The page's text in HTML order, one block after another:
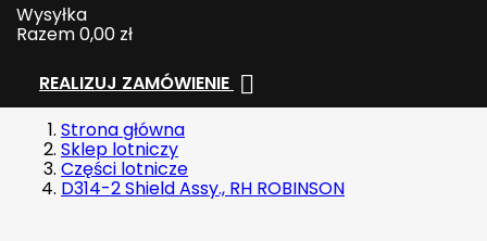
Wysyłka
Razem0,00 zł
REALIZUJ ZAMÓWIENIE 
Strona główna
Sklep lotniczy
Części lotnicze
D314-2 Shield Assy., RH ROBINSON